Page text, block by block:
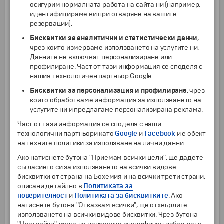
Wizz Priority (качване на борда на самолета с предимство и
допълнителен салонен багаж до 10 кг с размери 55/40/23 см)
Доплащане за съседни места в самолета (отиване и връщане ) - на
турист (подлежи на потвърждение)
от1 г. 40.30 €
Билет за "Парадът на светлините" в Ница от 20.30 ч. за
правостоящи (билетите се заявяват и заплащат преди
отпътуване). Билетът е с препотвърждение до 7 дни преди датата
на отпътуване.
от 12 г. 16.30€
от0 г. до11 г. 7.67€
Билет за "Парадът на Златния плод" в Мантон за правостоящи
(билетите се заявяват и заплащат преди отпътуване). Билетът е с
препотвърждение до 7 дни преди датата на отпътуване.
от12 г. 18.90€
от0 г.до11 г. 8.69€
Целодневна екскурзия до Сен Пол дьо Ванс, Кан и Антиб на турист
при минимум 15 туристи
от13 г.
от2 г.до 12 г. 84.30€
Целодневна екскурзия до Ментон, Княжество Монако и посещение
на фабриката за парфюми FRAGONARD на турист при минимум 15
осигурим нормалната работа на сайта ни (например,
идентифицираме ви при отваряне на вашите
резервации).
Бисквитки за аналитични и статистически данни,
чрез които измерваме използването на услугите ни.
Данните не включват персонализиране или
профилиране. Част от тази информация се споделя с
нашия технологичен партньор Google.
Бисквитки за персонализация и профилиране, чрез
които обработваме информация за използването на
услугите ни и предлагаме персонализирана реклама.
Част от тази информация се споделя с наши
технологични партньори като Google и Facebook и е обект
на техните политики за използване на лични данни.
Ако натиснете бутона "Приемам всички цели", ще дадете
съгласието си за използването на всички видове
бисквитки от страна на Бохемия и на всички трети страни,
описани детайлно в Политиката за
поверителности Политиката за бисквитките. Ако
натиснете бутона "Отказвам всички", ще отхвърлите
използването на всички видове бисквитки. Чрез бутона